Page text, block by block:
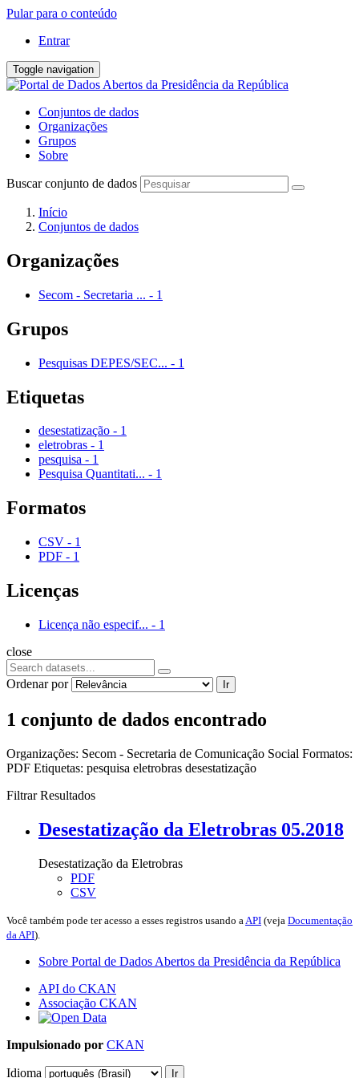
Pular para o conteúdo
Entrar
Toggle navigation
Conjuntos de dados
Organizações
Grupos
Sobre
Buscar conjunto de dados
Início
Conjuntos de dados
Organizações
Secom - Secretaria ... - 1
Grupos
Pesquisas DEPES/SEC... - 1
Etiquetas
desestatização - 1
eletrobras - 1
pesquisa - 1
Pesquisa Quantitati... - 1
Formatos
CSV - 1
PDF - 1
Licenças
Licença não especif... - 1
close
Ordenar por Ir
1 conjunto de dados encontrado
Organizações: Secom - Secretaria de Comunicação Social Formatos:
PDF Etiquetas: pesquisa eletrobras desestatização
Filtrar Resultados
Desestatização da Eletrobras 05.2018
Desestatização da Eletrobras
PDF
CSV
Você também pode ter acesso a esses registros usando a API (veja Documentação
da API).
Sobre Portal de Dados Abertos da Presidência da República
API do CKAN
Associação CKAN
Impulsionado por CKAN
Idioma Ir